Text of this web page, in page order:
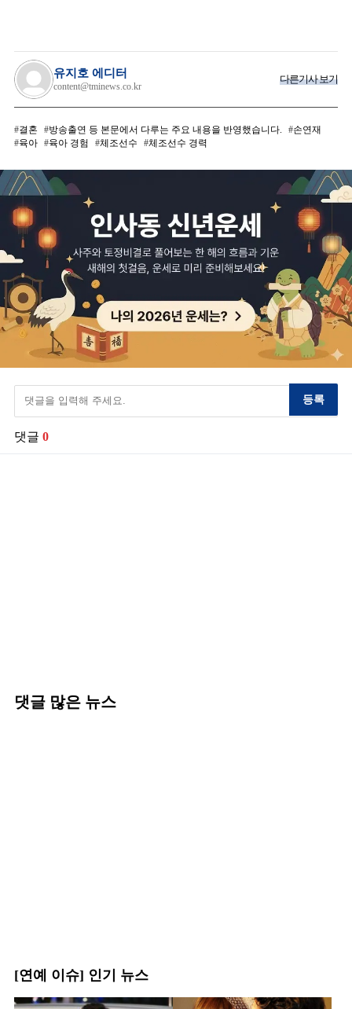
유지호 에디터
content@tminews.co.kr
다른기사 보기
결혼 방송출연 등 본문에서 다루는 주요 내용을 반영했습니다.
손연재
육아
육아 경험 체조선수 체조선수 경력
등록
댓글 0
댓글 많은 뉴스
[연예 이슈] 인기 뉴스